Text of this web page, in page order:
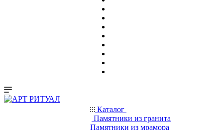
Каталог
Памятники из гранита
Памятники из мрамора